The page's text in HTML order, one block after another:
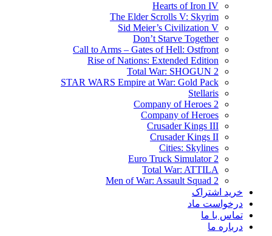
Hearts of Iron IV
The Elder Scrolls V: Skyrim
Sid Meier’s Civilization V
Don’t Starve Together
Call to Arms – Gates of Hell: Ostfront
Rise of Nations: Extended Edition
Total War: SHOGUN 2
STAR WARS Empire at War: Gold Pack
Stellaris
Company of Heroes 2
Company of Heroes
Crusader Kings III
Crusader Kings II
Cities: Skylines
Euro Truck Simulator 2
Total War: ATTILA
Men of War: Assault Squad 2
خرید اشتراک
درخواست ماد
تماس با ما
درباره ما